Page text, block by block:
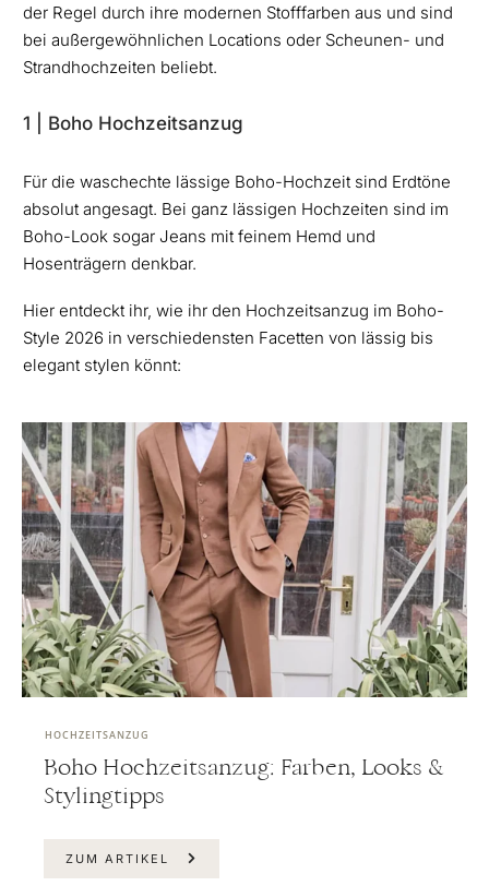
der Regel durch ihre modernen Stofffarben aus und sind
bei außergewöhnlichen Locations oder Scheunen- und
Strandhochzeiten beliebt.
1 | Boho Hochzeitsanzug
Für die waschechte lässige Boho-Hochzeit sind Erdtöne
absolut angesagt. Bei ganz lässigen Hochzeiten sind im
Boho-Look sogar Jeans mit feinem Hemd und
Hosenträgern denkbar.
Hier entdeckt ihr, wie ihr den Hochzeitsanzug im Boho-
Style 2026 in verschiedensten Facetten von lässig bis
elegant stylen könnt:
HOCHZEITSANZUG
Boho Hochzeitsanzug: Farben, Looks &
Stylingtipps
ZUM ARTIKEL